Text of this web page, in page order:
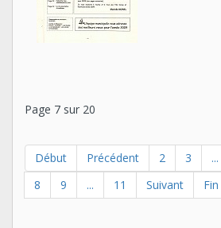
Page 7 sur 20
Début Précédent 2 3 ...
8
9 ... 11 Suivant Fin